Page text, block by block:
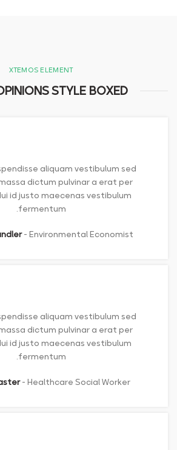
XTEMOS ELEMENT
STYLE BOXED
aliquam vestibulum sed
dictum pulvinar a erat per
id justo maecenas vestibulum
fermentum.
Environmental Economist
aliquam vestibulum sed
dictum pulvinar a erat per
id justo maecenas vestibulum
fermentum.
Healthcare Social Worker